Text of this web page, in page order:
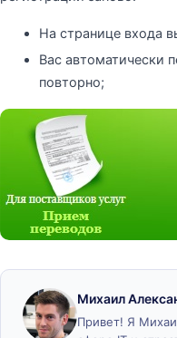
На странице входа
Вас автоматически
повторно;
Михаил
Привет! Я